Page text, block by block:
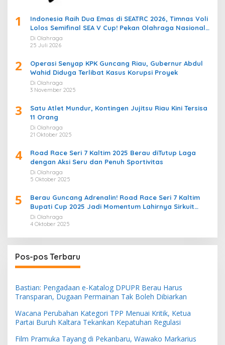
1
Indonesia Raih Dua Emas di SEATRC 2026, Timnas Voli
Lolos Semifinal SEA V Cup! Pekan Olahraga Nasional
Bergemuruh
Di Olahraga
25 Juli 2026
2
Operasi Senyap KPK Guncang Riau, Gubernur Abdul
Wahid Diduga Terlibat Kasus Korupsi Proyek
Di Olahraga
3 November 2025
3
Satu Atlet Mundur, Kontingen Jujitsu Riau Kini Tersisa
11 Orang
Di Olahraga
21 Oktober 2025
4
Road Race Seri 7 Kaltim 2025 Berau diTutup Laga
dengan Aksi Seru dan Penuh Sportivitas
Di Olahraga
5 Oktober 2025
5
Berau Guncang Adrenalin! Road Race Seri 7 Kaltim
Bupati Cup 2025 Jadi Momentum Lahirnya Sirkuit
Permanen 2026
Di Olahraga
4 Oktober 2025
Pos-pos Terbaru
Bastian: Pengadaan e-Katalog DPUPR Berau Harus
Transparan, Dugaan Permainan Tak Boleh Dibiarkan
Wacana Perubahan Kategori TPP Menuai Kritik, Ketua
Partai Buruh Kaltara Tekankan Kepatuhan Regulasi
Film Pramuka Tayang di Pekanbaru, Wawako Markarius